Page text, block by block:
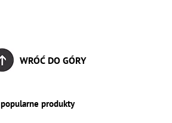
WRÓĆ DO GÓRY
produkty